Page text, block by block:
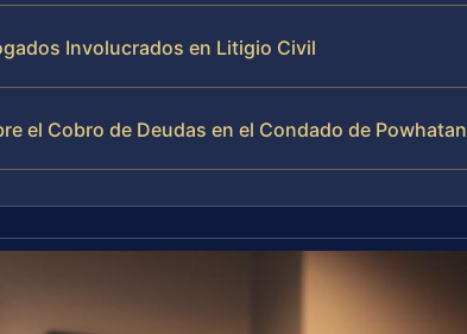
Involucrados en Litigio Civil
el Cobro de Deudas en el Condado de Powhatan